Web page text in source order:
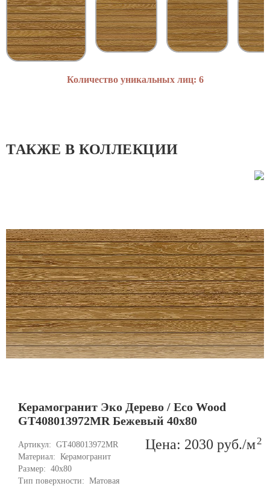
Назначение:Универсальная
Количество уникальных лиц: 6
ТАКЖЕ В КОЛЛЕКЦИИ
Керамогранит Эко Дерево / Eco Wood
GT408013972MR Бежевый 40x80
Артикул: GT408013972MR
Материал: Керамогранит
Размер: 40x80
Тип поверхности: Матовая
Цена: 2030 руб./м2